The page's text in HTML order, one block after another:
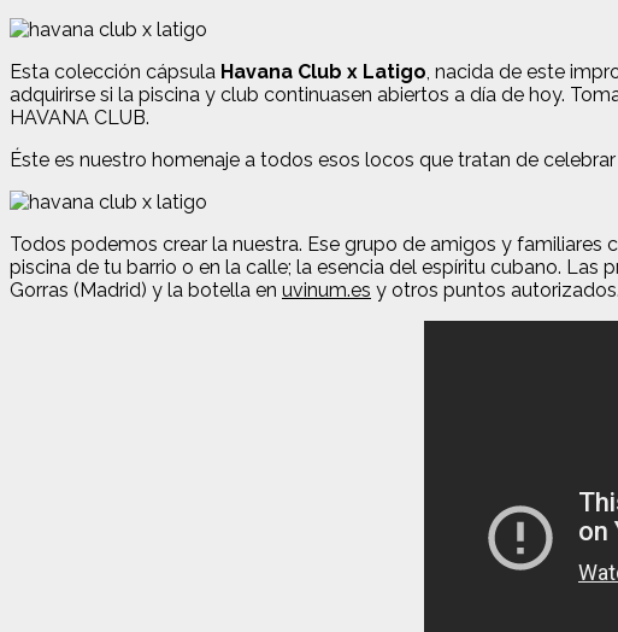
Esta colección cápsula Havana Club x Latigo, nacida de este
adquirirse si la piscina y club continuasen abiertos a día de hoy.
HAVANA CLUB.
Éste es nuestro homenaje a todos esos locos que tratan de
Todos podemos crear la nuestra. Ese grupo de amigos y
piscina de tu barrio o en la calle; la esencia del espíritu cubano. Las
Gorras (Madrid) y la botella en uvinum.es y otros puntos autorizados.